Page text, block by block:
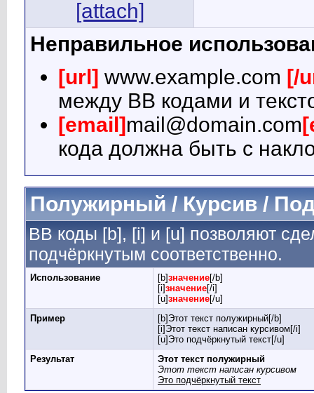
[attach]
Неправильное
[url] www.example.com [/
между BB кодами и
[email] mail@domain.com
кода должна быть с
Полужирный / Курсив /
BB коды [b], [i] и [u] позволяют
подчёркнутым соответственно.
Использование [b]значение[/b]
[i]значение[/i]
[u]значение[/u]
Пример
[b]Этот текст полужирный[/b]
[i]Этот текст написан курсивом[/i]
[u]Это подчёркнутый текст[/u]
Результат
Этот текст полужирный
Этот текст написан курсивом
Это подчёркнутый текст